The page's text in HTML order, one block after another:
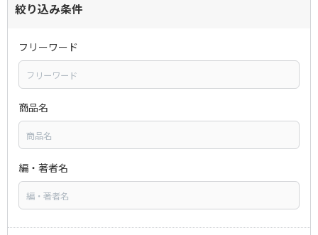
絞り込み条件
フリーワード
商品名
編・著者名